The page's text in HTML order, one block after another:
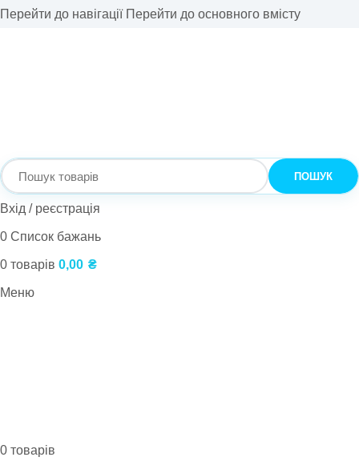
Перейти до навігації Перейти до основного вмісту
ПОШУК
Вхід / реєстрація
0 Список бажань
0 товарів 0,00 ₴
Меню
0 товарів